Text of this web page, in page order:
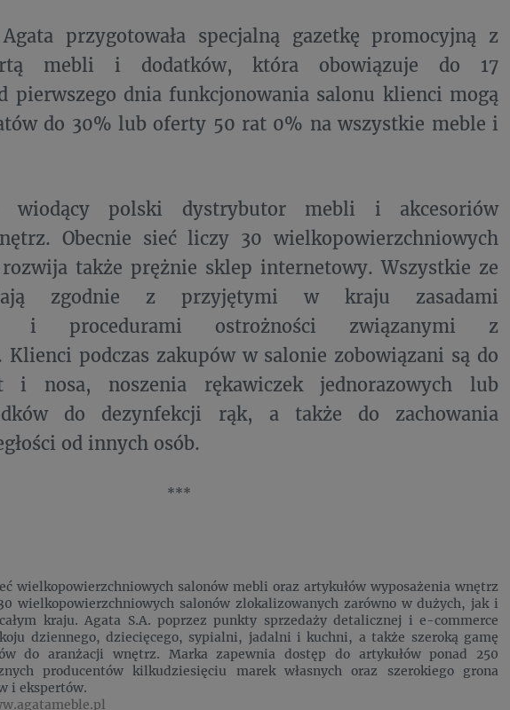
przygotowała specjalną gazetkę promocyjną z
mebli i dodatków, która obowiązuje do 17
pierwszego dnia funkcjonowania salonu klienci mogą
do 30% lub oferty 50 rat 0% na wszystkie meble i
wiodący polski dystrybutor mebli i akcesoriów
Obecnie sieć liczy 30 wielkopowierzchniowych
także prężnie sklep internetowy. Wszystkie ze
zgodnie z przyjętymi w kraju zasadami
i procedurami ostrożności związanymi z
Klienci podczas zakupów w salonie zobowiązani są do
i nosa, noszenia rękawiczek jednorazowych lub
do dezynfekcji rąk, a także do zachowania
od innych osób.
***
wielkopowierzchniowych salonów mebli oraz artykułów wyposażenia wnętrz
wielkopowierzchniowych salonów zlokalizowanych zarówno w dużych, jak i
kraju. Agata S.A. poprzez punkty sprzedaży detalicznej i e-commerce
dziennego, dziecięcego, sypialni, jadalni i kuchni, a także szeroką gamę
do aranżacji wnętrz. Marka zapewnia dostęp do artykułów ponad 250
producentów kilkudziesięciu marek własnych oraz szerokiego grona
i ekspertów.